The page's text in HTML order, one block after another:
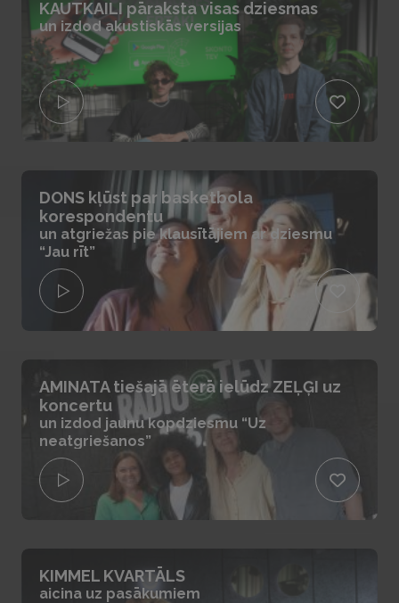
KAUTKAILI pāraksta visas dziesmas
un izdod akustiskās versijas
DONS kļūst par basketbola
korespondentu
un atgriežas pie klausītājiem ar dziesmu
“Jau rīt”
AMINATA tiešajā ēterā ielūdz ZEĻĢI uz
koncertu
un izdod jaunu kopdziesmu “Uz
neatgriešanos”
KIMMEL KVARTĀLS
aicina uz pasākumiem